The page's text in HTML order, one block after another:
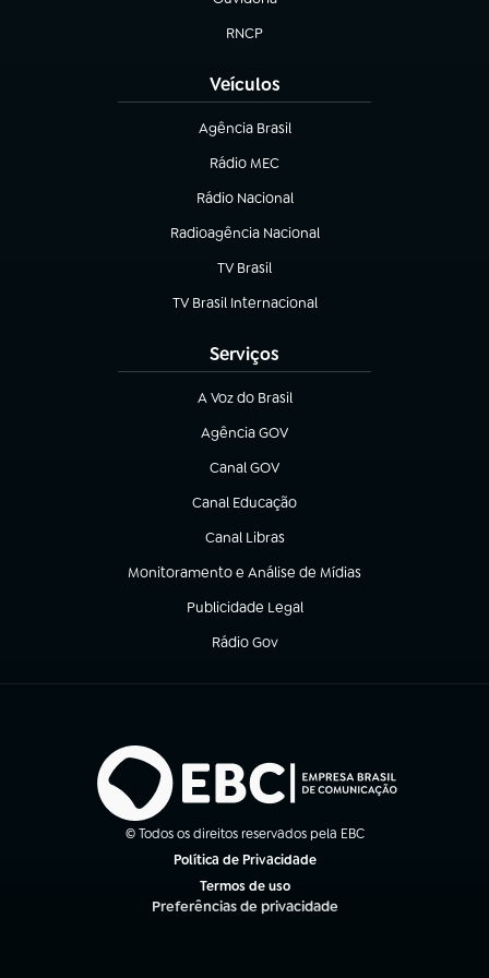
(abre em nova aba)
RNCP
(abre em nova aba)
Veículos
Agência Brasil
(abre em nova aba)
Rádio MEC
(abre em nova aba)
Rádio Nacional
Radioagência Nacional
(abre em nova aba)
TV Brasil
(abre em nova aba)
TV Brasil Internacional
(abre em nova aba)
Serviços
A Voz do Brasil
(abre em nova aba)
Agência GOV
(abre em nova aba)
Canal GOV
(abre em nova aba)
Canal Educação
(abre em nova aba)
Canal Libras
(abre em nova aba)
Monitoramento e Análise de Mídias
(abre em nova aba)
Publicidade Legal
(abre em nova aba)
Rádio Gov
(abre em nova aba)
© Todos os direitos reservados pela EBC
Política de Privacidade
Termos de uso
(abre em nova aba)
Preferências de privacidade